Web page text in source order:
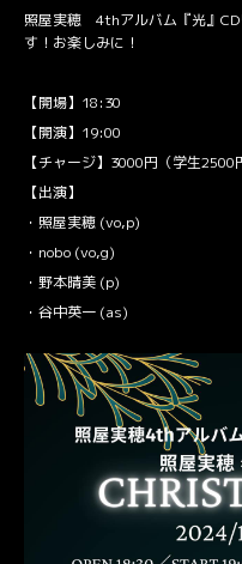
照屋実穂 4thアルバム『光』
す！お楽しみに！
【開場】18:30
【開演】19:00
【チャージ】3000円（学生2500
【出演】
・照屋実穂 (vo,p)
・nobo (vo,g)
・野本晴美 (p)
・谷中英一 (as)